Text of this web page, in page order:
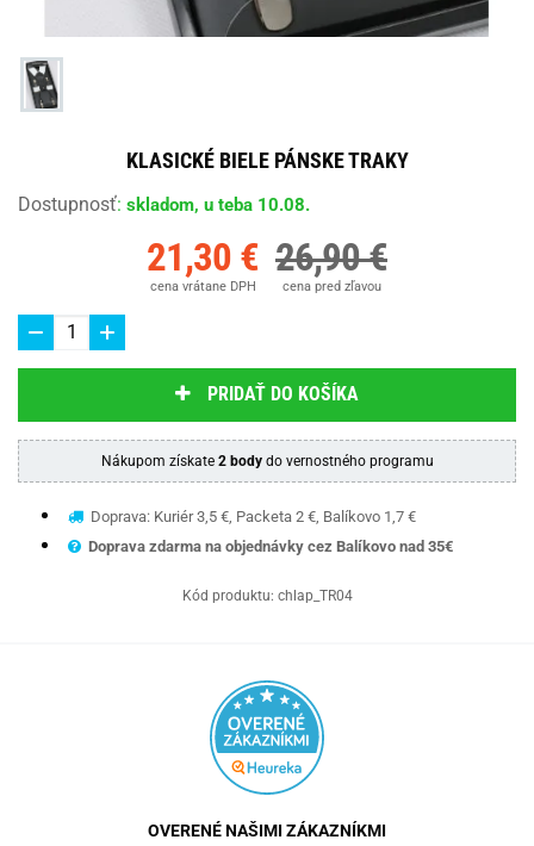
KLASICKÉ BIELE PÁNSKE TRAKY
Dostupnosť: skladom, u teba 10.08.
21,30 €
cena vrátane DPH
26,90 €
cena pred zľavou
PRIDAŤ DO KOŠÍKA
Nákupom získate 2 bodydo vernostného programu
Doprava: Kuriér 3,5 €, Packeta 2 €, Balíkovo 1,7 €
Doprava zdarma na objednávky cez Balíkovo nad 35€
Kód produktu: chlap_TR04
OVERENÉ NAŠIMI ZÁKAZNÍKMI